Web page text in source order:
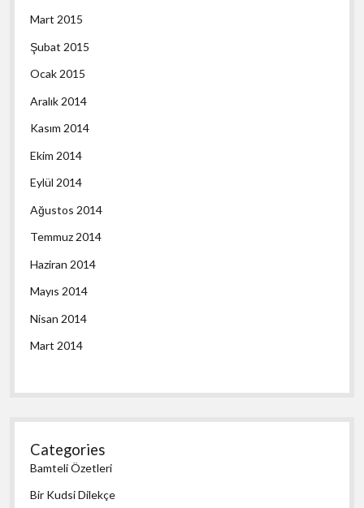
Mart 2015
Şubat 2015
Ocak 2015
Aralık 2014
Kasım 2014
Ekim 2014
Eylül 2014
Ağustos 2014
Temmuz 2014
Haziran 2014
Mayıs 2014
Nisan 2014
Mart 2014
Categories
Bamteli Özetleri
Bir Kudsi Dilekçe